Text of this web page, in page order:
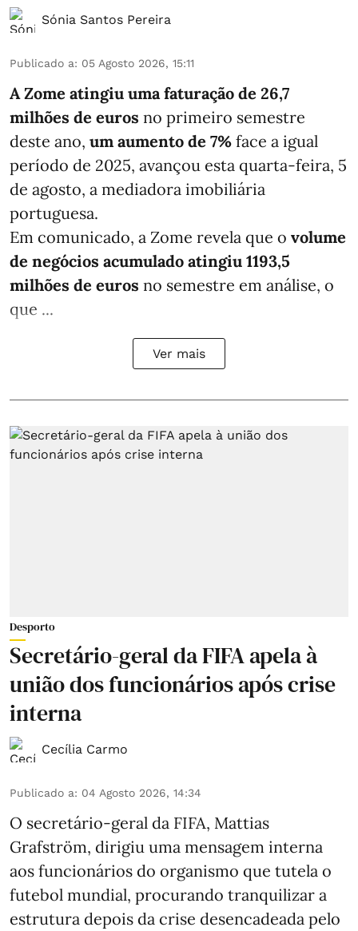
Sónia Santos Pereira
Publicado a: 05 Agosto 2026, 15:11
A Zome atingiu uma faturação de 26,7
milhões de euros no primeiro semestre
deste ano, um aumento de 7% face a igual
período de 2025, avançou esta quarta-feira, 5
de agosto, a mediadora imobiliária
portuguesa.
Em comunicado, a Zome revela que o volume
de negócios acumulado atingiu 1193,5
milhões de euros no semestre em análise, o
que ...
Ver mais
Desporto
Secretário-geral da FIFA apela à
união dos funcionários após crise
interna
Cecília Carmo
Publicado a: 04 Agosto 2026, 14:34
O secretário-geral da FIFA, Mattias
Grafström, dirigiu uma mensagem interna
aos funcionários do organismo que tutela o
futebol mundial, procurando tranquilizar a
estrutura depois da crise desencadeada pelo